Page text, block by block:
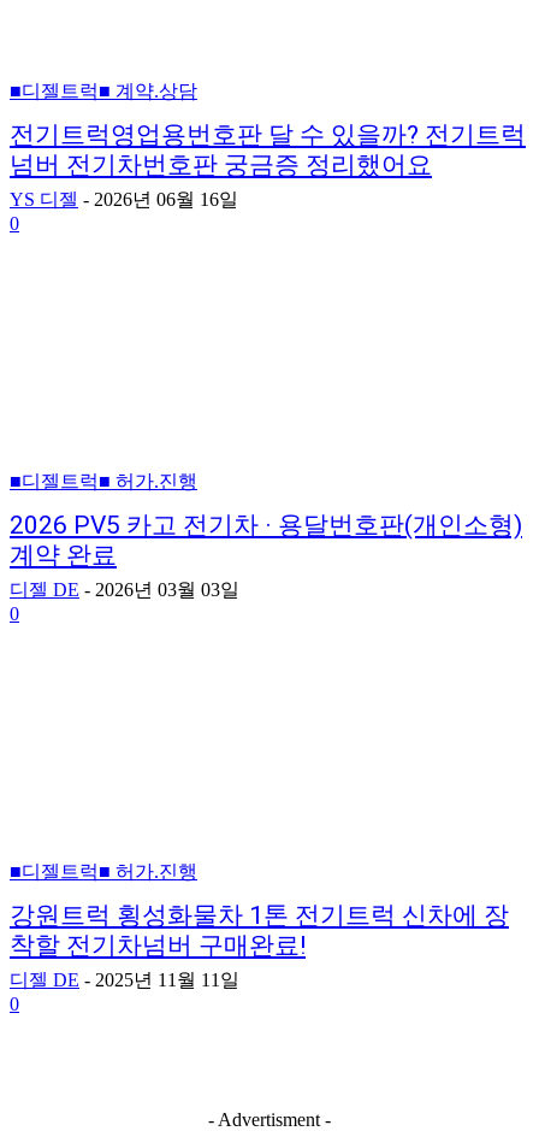
■디젤트럭■ 계약.상담
전기트럭영업용번호판 달 수 있을까? 전기트럭
넘버 전기차번호판 궁금증 정리했어요
YS 디젤 - 2026년 06월 16일
0
■디젤트럭■ 허가.진행
2026 PV5 카고 전기차 · 용달번호판(개인소형)
계약 완료
디젤 DE - 2026년 03월 03일
0
■디젤트럭■ 허가.진행
강원트럭 횡성화물차 1톤 전기트럭 신차에 장
착할 전기차넘버 구매완료!
디젤 DE - 2025년 11월 11일
0
- Advertisment -